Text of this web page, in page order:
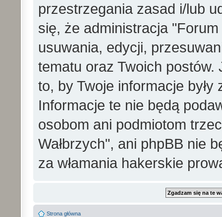
przestrzegania zasad i/lub
się, że administracja
usuwania, edycji,
tematu oraz Twoich
to, by Twoje informacje
Informacje te nie będą
osobom ani podmiotom
Wałbrzych", ani phpBB nie
za włamania hakerskie
Strona główna